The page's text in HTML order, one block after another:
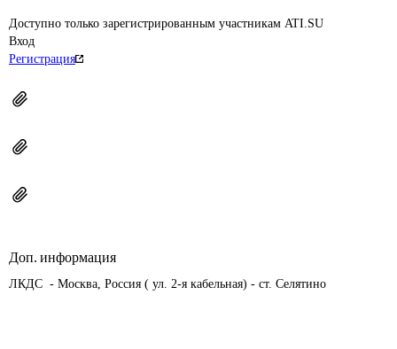
Доступно только зарегистрированным участникам ATI.SU
Вход
Регистрация
Доп. информация
ЛКДС  - Москва, Россия ( ул. 2-я кабельная) - ст. Селятино